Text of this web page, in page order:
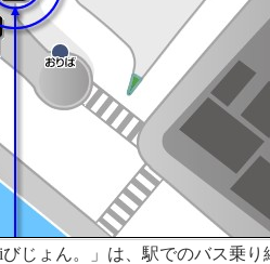
じょん。」は、駅でのバス乗